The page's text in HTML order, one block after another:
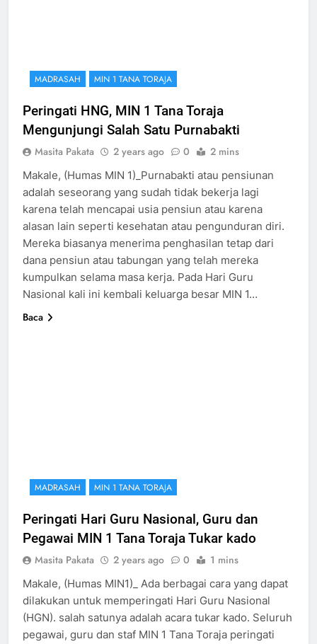
MADRASAH MIN 1 TANA TORAJA
Peringati HNG, MIN 1 Tana Toraja
Mengunjungi Salah Satu Purnabakti
Masita Pakata 2 years ago 0 2 mins
Makale, (Humas MIN 1)_Purnabakti atau pensiunan
adalah seseorang yang sudah tidak bekerja lagi
karena telah mencapai usia pensiun atau karena
alasan lain seperti kesehatan atau pengunduran diri.
Mereka biasanya menerima penghasilan tetap dari
dana pensiun atau tabungan yang telah mereka
kumpulkan selama masa kerja. Pada Hari Guru
Nasional kali ini kembali keluarga besar MIN 1…
Baca
MADRASAH MIN 1 TANA TORAJA
Peringati Hari Guru Nasional, Guru dan
Pegawai MIN 1 Tana Toraja Tukar kado
Masita Pakata 2 years ago 0 1 mins
Makale, (Humas MIN1)_ Ada berbagai cara yang dapat
dilakukan untuk memperingati Hari Guru Nasional
(HGN). salah satunya adalah acara tukar kado. Seluruh
pegawai, guru dan staf MIN 1 Tana Toraja peringati